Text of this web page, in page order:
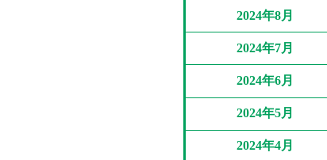
2024年8月
2024年7月
2024年6月
2024年5月
2024年4月